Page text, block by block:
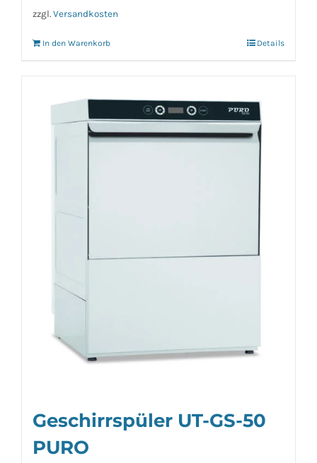
zzgl. Versandkosten
In den Warenkorb Details
Geschirrspüler UT-GS-50
PURO